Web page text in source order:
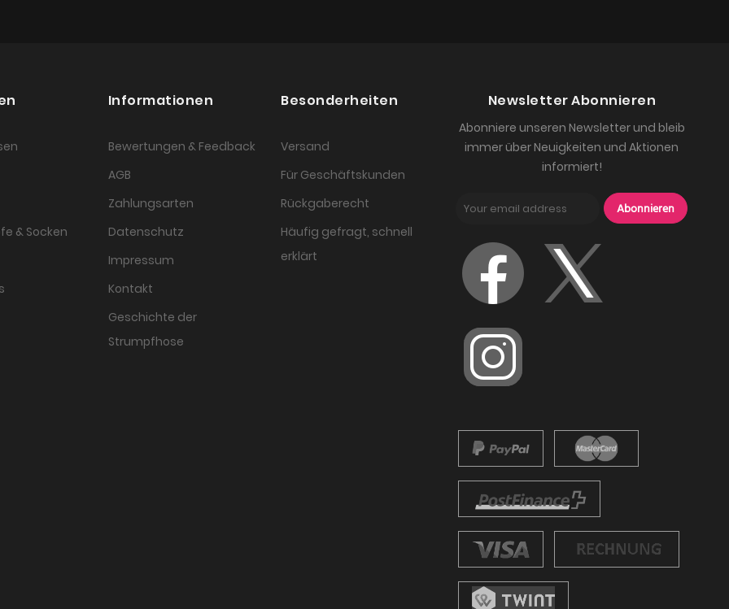
& Socken
Informationen
Bewertungen & Feedback
AGB
Zahlungsarten
Datenschutz
Impressum
Kontakt
Geschichte der
Strumpfhose
Besonderheiten
Versand
Für Geschäftskunden
Rückgaberecht
Häufig gefragt, schnell
erklärt
Newsletter Abonnieren
Abonniere unseren Newsletter und bleib
immer über Neuigkeiten und Aktionen
informiert!
Abonnieren